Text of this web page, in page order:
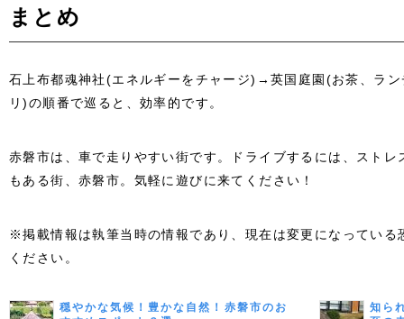
まとめ
石上布都魂神社(エネルギーをチャージ)→英国庭園(お茶、ラ
リ)の順番で巡ると、効率的です。
赤磐市は、車で走りやすい街です。ドライブするには、スト
もある街、赤磐市。気軽に遊びに来てください！
※掲載情報は執筆当時の情報であり、現在は変更になっている
ください。
穏やかな気候！豊かな自然！赤磐市のお
知ら